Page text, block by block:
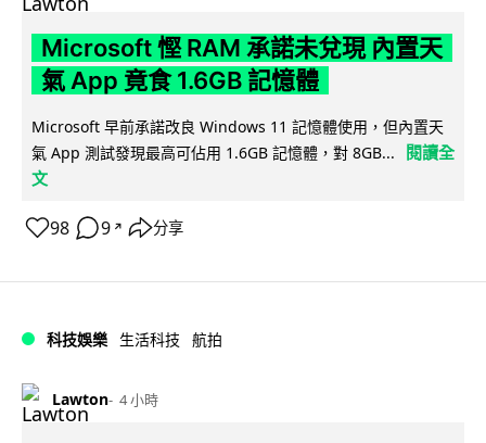
Microsoft 慳 RAM 承諾未兌現 內置天
氣 App 竟食 1.6GB 記憶體
Microsoft 早前承諾改良 Windows 11 記憶體使用，但內置天
氣 App 測試發現最高可佔用 1.6GB 記憶體，對 8GB...
閱讀全
文
98 9 ↗ 分享
科技娛樂 生活科技 航拍
Lawton 4 小時